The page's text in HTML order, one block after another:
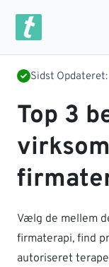
Sidst Opdateret:
Top 3
Vælg de mellem
firmaterapi, find
autoriseret